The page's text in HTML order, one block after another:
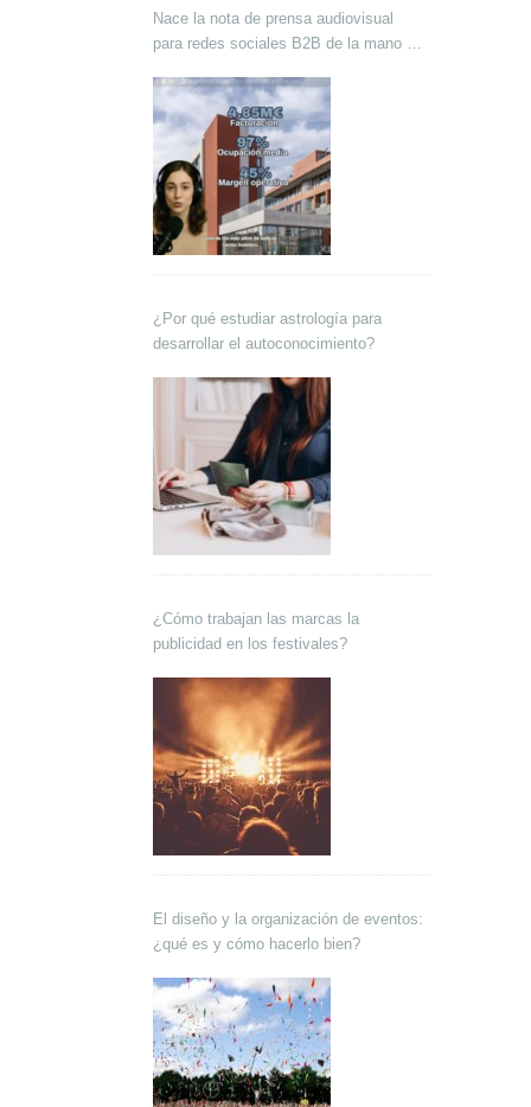
Nace la nota de prensa audiovisual
para redes sociales B2B de la mano de
¿Por qué estudiar astrología para
desarrollar el autoconocimiento?
¿Cómo trabajan las marcas la
publicidad en los festivales?
El diseño y la organización de eventos:
¿qué es y cómo hacerlo bien?